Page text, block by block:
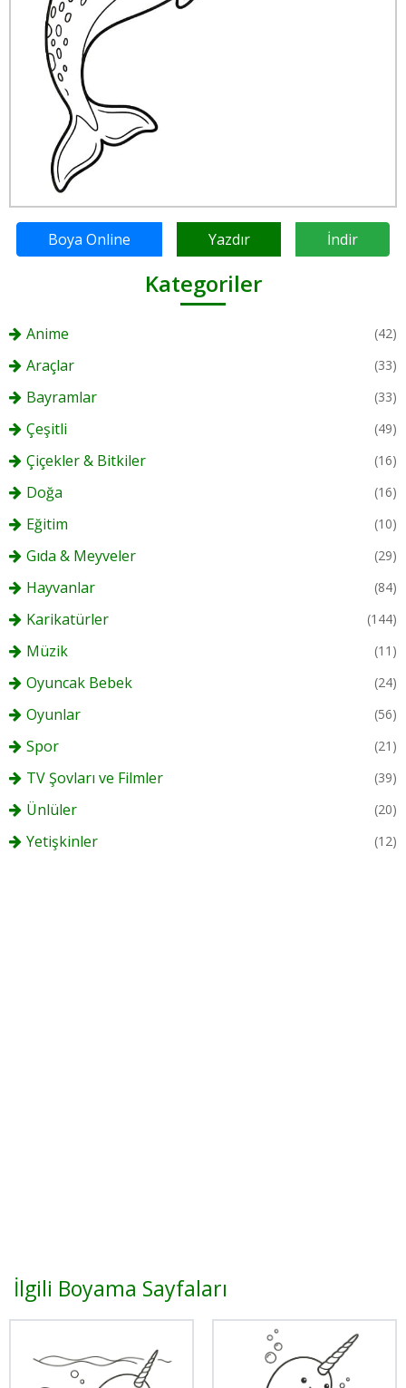
Boya Online Yazdır İndir
Kategoriler
Anime (42)
Araçlar (33)
Bayramlar (33)
Çeşitli (49)
Çiçekler & Bitkiler (16)
Doğa (16)
Eğitim (10)
Gıda & Meyveler (29)
Hayvanlar (84)
Karikatürler (144)
Müzik (11)
Oyuncak Bebek (24)
Oyunlar (56)
Spor (21)
TV Şovları ve Filmler (39)
Ünlüler (20)
Yetişkinler (12)
İlgili Boyama Sayfaları